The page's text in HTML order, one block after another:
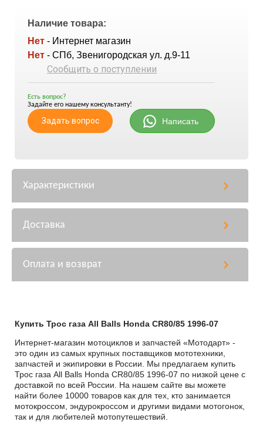
Наличие товара:
Нет - Интернет магазин
Нет - СПб, Звенигородская ул. д.9-11
Сообщить о поступлении
Есть вопрос?
Задайте его нашему консультанту!
Задать вопрос Написать
Характеристики
Доставка
Оплата и возврат
Купить Трос газа All Balls Honda CR80/85 1996-07
Интернет-магазин мотоциклов и запчастей «Мотодарт» -
это один из самых крупных поставщиков мототехники,
запчастей и экипировки в России. Мы предлагаем купить
Трос газа All Balls Honda CR80/85 1996-07 по низкой цене с
доставкой по всей России. На нашем сайте вы можете
найти более 10000 товаров как для тех, кто занимается
мотокроссом, эндурокроссом и другими видами мотогонок,
так и для любителей мотопутешествий.